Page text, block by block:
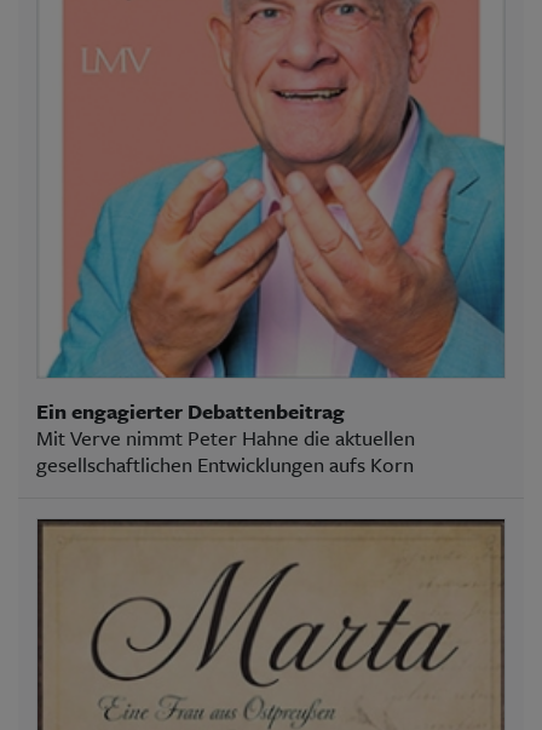
Ein engagierter Debattenbeitrag
Mit Verve nimmt Peter Hahne die aktuellen
gesellschaftlichen Entwicklungen aufs Korn